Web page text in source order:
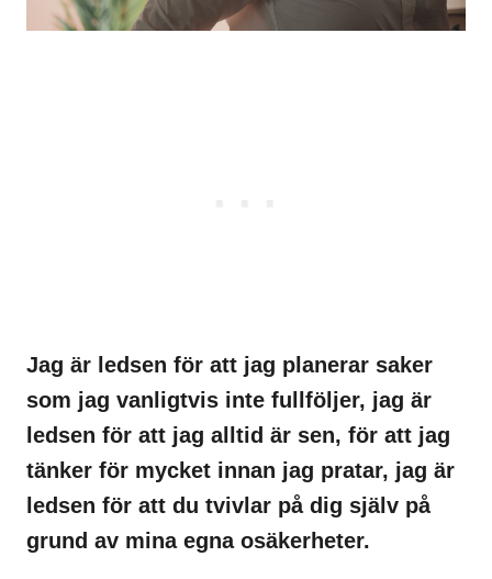
Jag är ledsen för att jag planerar saker
som jag vanligtvis inte fullföljer, jag är
ledsen för att jag alltid är sen, för att jag
tänker för mycket innan jag pratar, jag är
ledsen för att du tvivlar på dig själv på
grund av mina egna osäkerheter.